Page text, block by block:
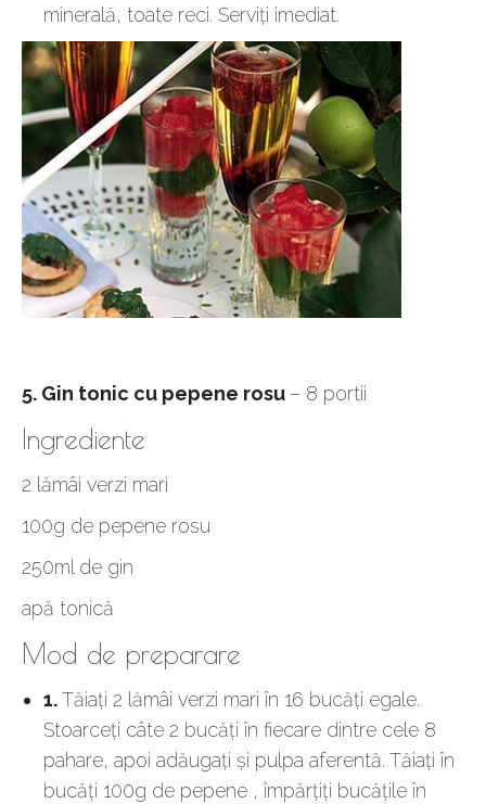
minerală, toate reci. Serviţi imediat.
5. Gin tonic cu pepene rosu – 8 portii
Ingrediente
2 lămâi verzi mari
100g de pepene rosu
250ml de gin
apă tonică
Mod de preparare
1.Tăiaţi 2 lămâi verzi mari în 16 bucăţi egale.
Stoarceţi câte 2 bucăţi în fiecare dintre cele 8
pahare, apoi adăugaţi şi pulpa aferentă. Tăiaţi în
bucăţi 100g de pepene , împărţiţi bucăţile în